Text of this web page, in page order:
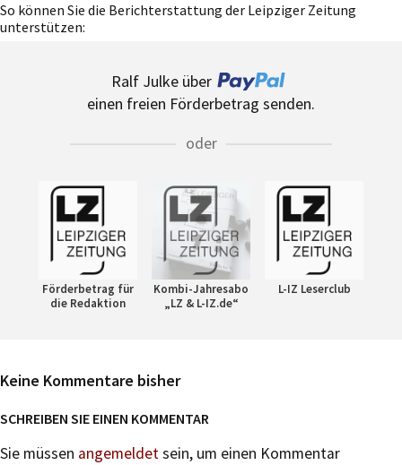
So können Sie die Berichterstattung der Leipziger Zeitung
unterstützen:
Ralf Julke über
einen freien Förderbetrag senden.
oder
Förderbetrag für
die Redaktion
Kombi-Jahresabo
„LZ & L-IZ.de“
L-IZ Leserclub
Keine Kommentare bisher
SCHREIBEN SIE EINEN KOMMENTAR
Sie müssen angemeldetsein, um einen Kommentar